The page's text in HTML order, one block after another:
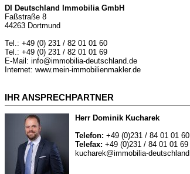
DI Deutschland Immobilia GmbH
Faßstraße 8
44263 Dortmund
Tel.: +49 (0) 231 / 82 01 01 60
Tel.: +49 (0) 231 / 82 01 01 69
E-Mail: info@immobilia-deutschland.de
Internet: www.mein-immobilienmakler.de
IHR ANSPRECHPARTNER
Herr Dominik Kucharek
Telefon: +49 (0)231 / 84 01 01 60
Telefax: +49 (0)231 / 84 01 01 69
kucharek@immobilia-